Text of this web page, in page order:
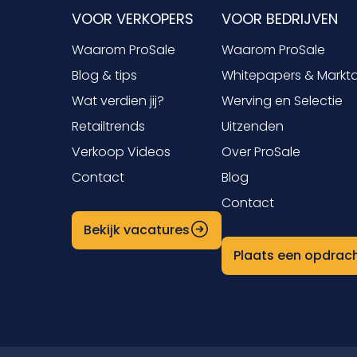
VOOR VERKOPERS
Waarom ProSale
Blog & tips
Wat verdien jij?
Retailtrends
Verkoop Videos
Contact
Bekijk vacatures
VOOR BEDRIJVEN
Waarom ProSale
Whitepapers &
Werving en Selectie
Uitzenden
Over ProSale
Blog
Contact
Plaats een